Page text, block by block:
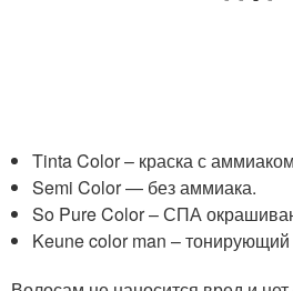
Tinta Color – краска с
Semi Color — без аммиака.
So Pure Color – СПА
Keune color man – тонирующий